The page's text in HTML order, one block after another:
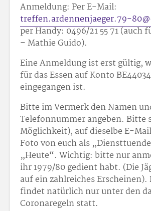
Anmeldung: Per E-Mail:
treffen.ardennenjaeger.79-
per Handy: 0496/21 55 71 (auch
– Mathie Guido).
Eine Anmeldung ist erst gültig,
für das Essen auf Konto
eingegangen ist.
Bitte im Vermerk den Namen
Telefonnummer angeben. Bitte
Möglichkeit), auf dieselbe E-
Foto von euch als
„Heute“. Wichtig: bitte nur
ihr 1979/80 gedient habt. (Die
auf ein zahlreiches Erscheinen).
findet natürlich nur unter den
Coronaregeln statt.